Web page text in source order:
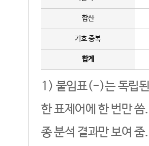
합산
기호 중복
합계
1) 붙임표(-)는 독립된
한 표제어에 한 번만
종 분석 결과만 보여